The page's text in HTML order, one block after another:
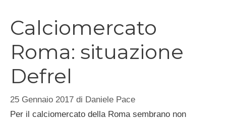
Calciomercato
Roma: situazione
Defrel
25 Gennaio 2017 di Daniele Pace
Per il calciomercato della Roma sembrano non